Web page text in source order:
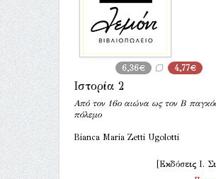
6,36€ 4,77€
Ιστορία 2
Από τον 16ο αιώνα ως τον Β
πόλεμο
Bianca Maria Zetti Ugolotti
[Εκδόσεις Ι.